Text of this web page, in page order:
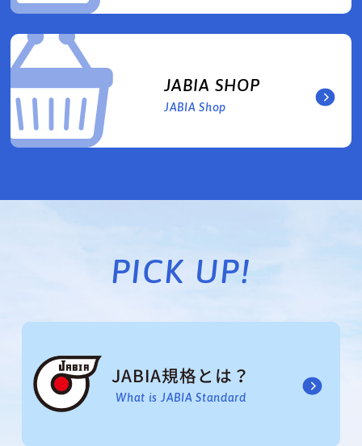
JABIA SHOP
JABIA Shop
PICK UP!
JABIA規格とは？
What is JABIA Standard